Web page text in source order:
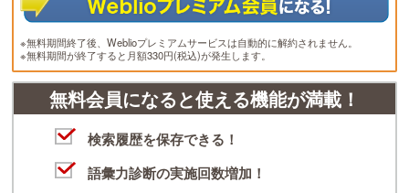
※無料期間終了後、Weblioプレミアムサービスは自動的に解約されません。
※無料期間が終了すると月額330円(税込)が発生します。
無料会員になると使える機能が満載！
検索履歴を保存できる！
語彙力診断の実施回数増加！